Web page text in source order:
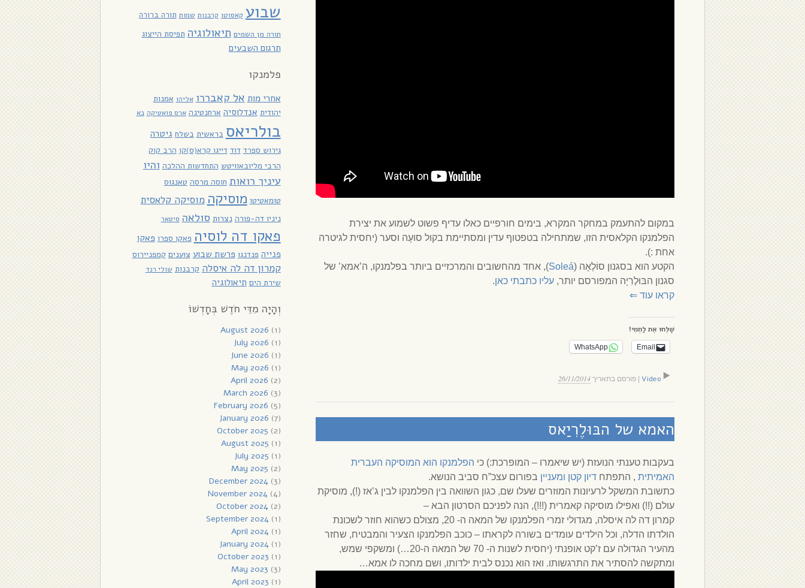
במקום להתעמק במחקר המקרא, בימים חורפיים כאלו עדיף פשוט לשמוע את יצירת
הפלמנקו הקלאסית הזו, שמתחילה בטפטוף עדין ומסתיימת בקול סועָה וסער (יחסית לגיטרה
אחת :).
הקטע הוא בסגנון סוֹלֶאָה (Soleá), אחד מהחשובים והמרכזיים ביותר בפלמנקו, ה’אמא’ של
סגנון הבּוּלֶרִיָה המפורסם יותר, עליו כתבתי כאן.
קראו עוד ⇐
שַׁלְּחוּ אֶת לַחְמִי!
Email
WhatsApp
Video פורסם בתאריך 26/11/2014
האמא של הבּוּלֶרִיַאס
בעקבות טענתי הנועזת (יש שיאמרו – המופרכת:) כי הפלמנקו הוא המוסיקה העברית
האמיתית , התפתח דיון קטן ומעניין בפורום עצכ”ח סביב הנושא.
כתשובת המשקל לרעיונות המוזרים שעלו שם, כגון השוואה בין הפלמנקו לבין ג’אז (!), מוסיקת
עולם (!!) ואפילו מוסיקה קאמרית (!!!), הנה לפניכם הסרטון הבא –
קמרון דה לה איסלה, מגדולי זמרי הפלמנקו של המאה ה- 20, מצולם כשהוא חוזר לשכונת
הולדתו הדלה, וכל הילדים עומדים בשורה לקראתו – כוכב הפלמנקו הצעיר והמבטיח, שחזר
מהעיר הגדולה עם ז’קט אופנתי (יחסית לשנות ה- 70 של המאה ה-20…) ומשקפי שמש,
ומתקשה להסתיר את התרגשותו. ואז הוא נכנס לבית ילדותו, ושם מחכה לו אמא…
שבוע קאסוטו קרבנות שמות תורה ברורה
תורה מן השמים תיאולוגיה תפיסת הייצוג
תרגום השבעים
פלמנקו
אחרי מות אל קאבררו אליהו אמנות
יהודית אנדלוסיה ארחנטינה ארס פואטיקה בא
בולריאס בראשית בשלח גיטרה
גירוש ספרד דוד דייגו קרא(ס)קו הרב קוק
הרבי מליובאוויטש התחדשות ההלכה והיו
עיניך רואות חוסה מרסה טאנגוס
טומאטיטו מוסיקה מוסיקה קלאסית
ניניו דה-פורה נצרות סולאה סיטאר
פאקו דה לוסיה פאקו ספרו פאקו
פנייה פנדנגו פרשת שבוע צוענים קמפניירוס
קמרון דה לה איסלה קרבנות שולי רנד
שירת הים תיאולוגיה
וְהָיָה מִדֵּי חֹדֶשׁ בְּחָדְשׁוֹ
August 2026 (1)
July 2026 (1)
June 2026 (1)
May 2026 (1)
April 2026 (2)
March 2026 (3)
February 2026 (5)
January 2026 (7)
October 2025 (2)
August 2025 (1)
July 2025 (1)
May 2025 (2)
December 2024(3)
November 2024(4)
October 2024(2)
September 2024(1)
April 2024(1)
January 2024(1)
October 2023 (1)
May 2023 (3)
April 2023 (1)